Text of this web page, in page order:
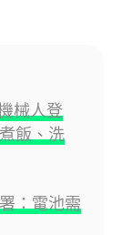
械人登
飯、洗
：電池需